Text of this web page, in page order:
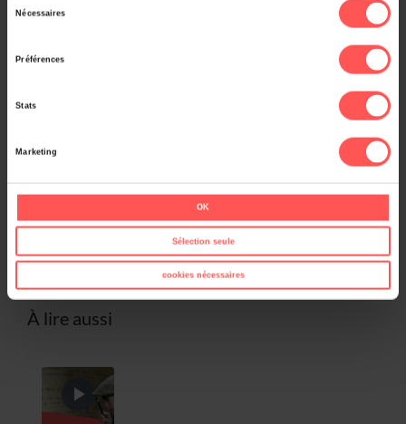
Nécessaires
Préférences
Stats
Marketing
OK
Sélection seule
cookies nécessaires
c’est génial »
Pourquoi l’offre Premium est-elle payante ?
Tout savoir sur les filtres pour optimiser ses recherches
À lire aussi